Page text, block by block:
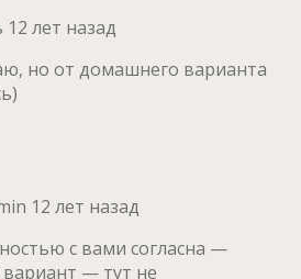
12 лет назад
но от домашнего варианта
12 лет назад
с вами согласна —
— тут не